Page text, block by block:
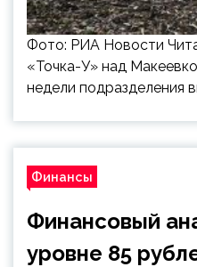
Фото: РИА Новости
«Точка-У» над
недели подразделения
Финансы
Финансовый
уровне 85